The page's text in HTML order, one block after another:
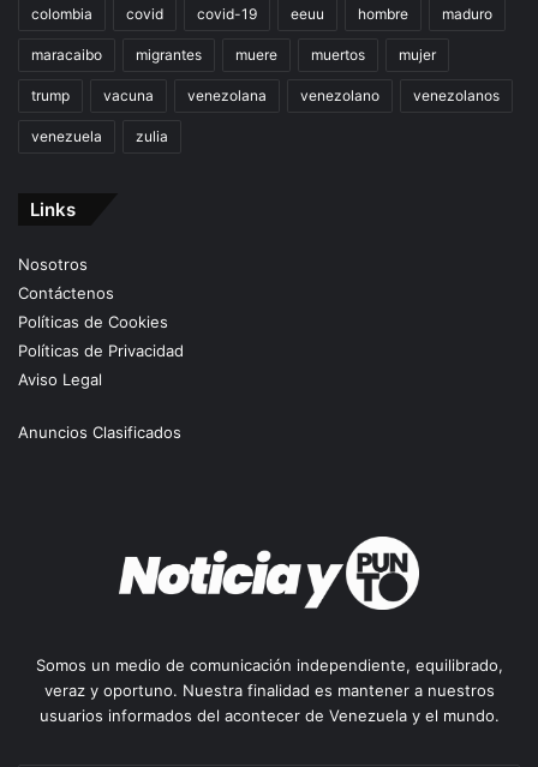
colombia covid covid-19 eeuu hombre maduro
maracaibo migrantes muere muertos mujer
trump vacuna venezolana venezolano venezolanos
venezuela zulia
Links
Nosotros
Contáctenos
Políticas de Cookies
Políticas de Privacidad
Aviso Legal
Anuncios Clasificados
Somos un medio de comunicación independiente, equilibrado,
veraz y oportuno. Nuestra finalidad es mantener a nuestros
usuarios informados del acontecer de Venezuela y el mundo.